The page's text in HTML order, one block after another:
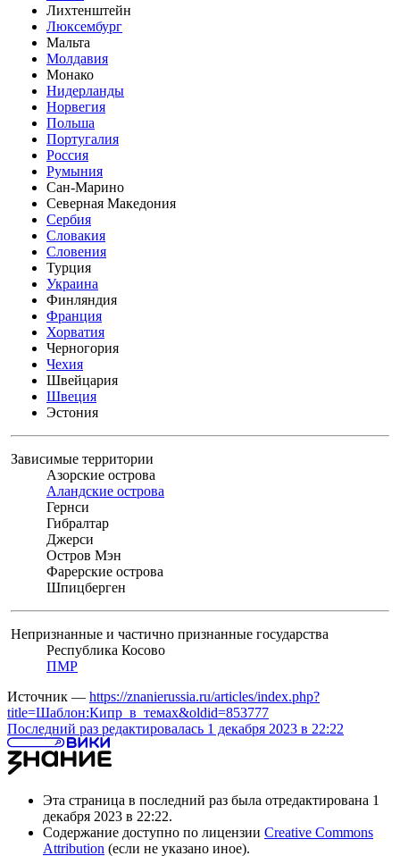
Лихтенштейн
Люксембург
Мальта
Молдавия
Монако
Нидерланды
Норвегия
Польша
Португалия
Россия
Румыния
Сан-Марино
Северная Македония
Сербия
Словакия
Словения
Турция
Украина
Финляндия
Франция
Хорватия
Черногория
Чехия
Швейцария
Швеция
Эстония
Зависимые территории
Азорские острова
Аландские острова
Гернси
Гибралтар
Джерси
Остров Мэн
Фарерские острова
Шпицберген
Непризнанные и частично признанные государства
Республика Косово
ПМР
Источник — https://znanierussia.ru/articles/index.php?
title=Шаблон:Кипр_в_темах&oldid=853777
Последний раз редактировалась 1 декабря 2023 в 22:22
Эта страница в последний раз была отредактирована 1
декабря 2023 в 22:22.
Содержание доступно по лицензии Creative Commons
Attribution (если не указано иное).